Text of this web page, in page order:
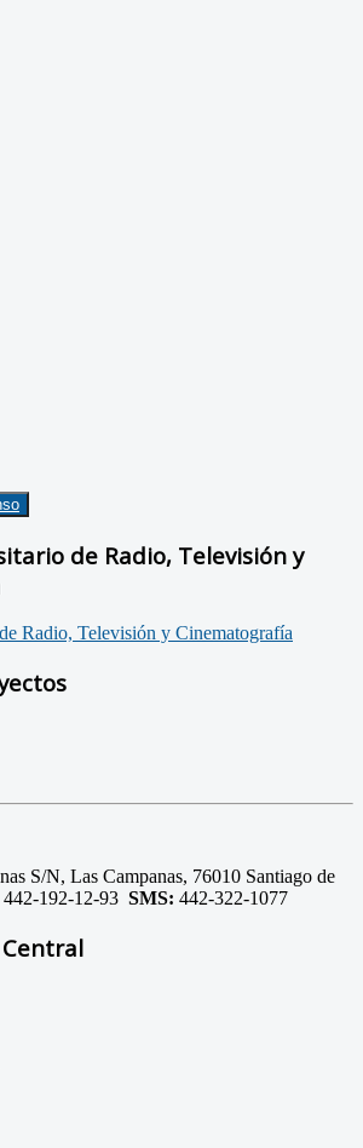
de Radio, Televisión y
Radio, Televisión y Cinematografía
S/N, Las Campanas, 76010 Santiago de
442-192-12-93 SMS: 442-322-1077